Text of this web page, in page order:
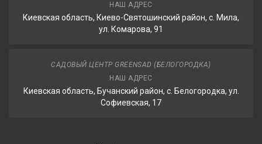
НАШ АДРЕС
Киевская область, Киево-Святошинский район, с. Мила,
ул. Комарова, 91
САДОВЫЙ ЦЕНТР GREENSAD (БЕЛОГОРОДКА)
НАШ АДРЕС
Киевская область, Бучанский район, с. Белогородка, ул.
Софиевская, 17